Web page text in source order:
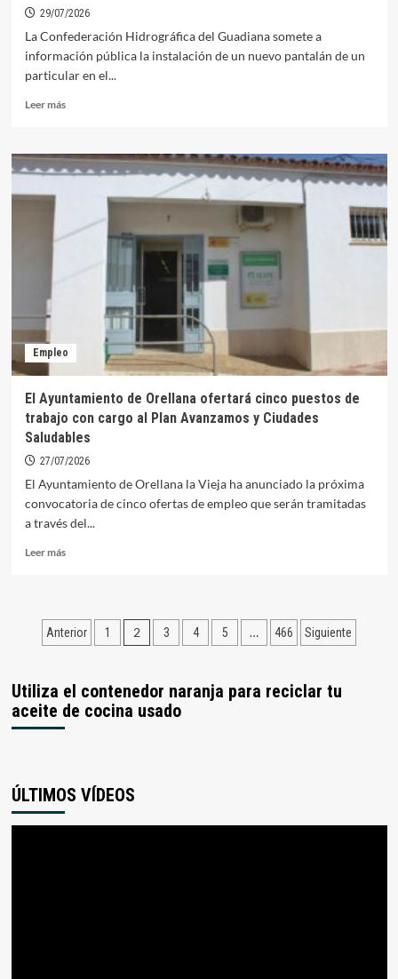
29/07/2026
La Confederación Hidrográfica del Guadiana somete a
información pública la instalación de un nuevo pantalán de un
particular en el...
Leer másLeer
Confederación
somete
información
pública
la
pantalán
particular
en
de
Orellana
Empleo
El Ayuntamiento de Orellana ofertará cinco puestos de
trabajo con cargo al Plan Avanzamos y Ciudades
Saludables
27/07/2026
El Ayuntamiento de Orellana la Vieja ha anunciado la próxima
convocatoria de cinco ofertas de empleo que serán tramitadas
a través del...
Leer másLeer
Ayuntamiento
de
cinco
puestos
de
al
Plan
Paginación
entradas
Anterior 1 2 3 4 5 … 466 Siguiente
Utiliza el contenedor naranja para reciclar tu
aceite de cocina usado
ÚLTIMOS VÍDEOS